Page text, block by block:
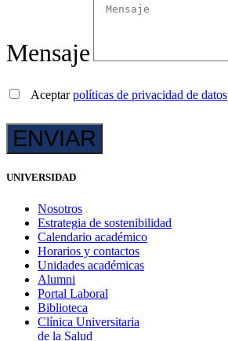
Mensaje
Aceptarpolíticas de privacidad de datos
UNIVERSIDAD
Nosotros
Estrategia de sostenibilidad
Calendario académico
Horarios y contactos
Unidades académicas
Alumni
Portal Laboral
Biblioteca
Clínica Universitaria
de la Salud